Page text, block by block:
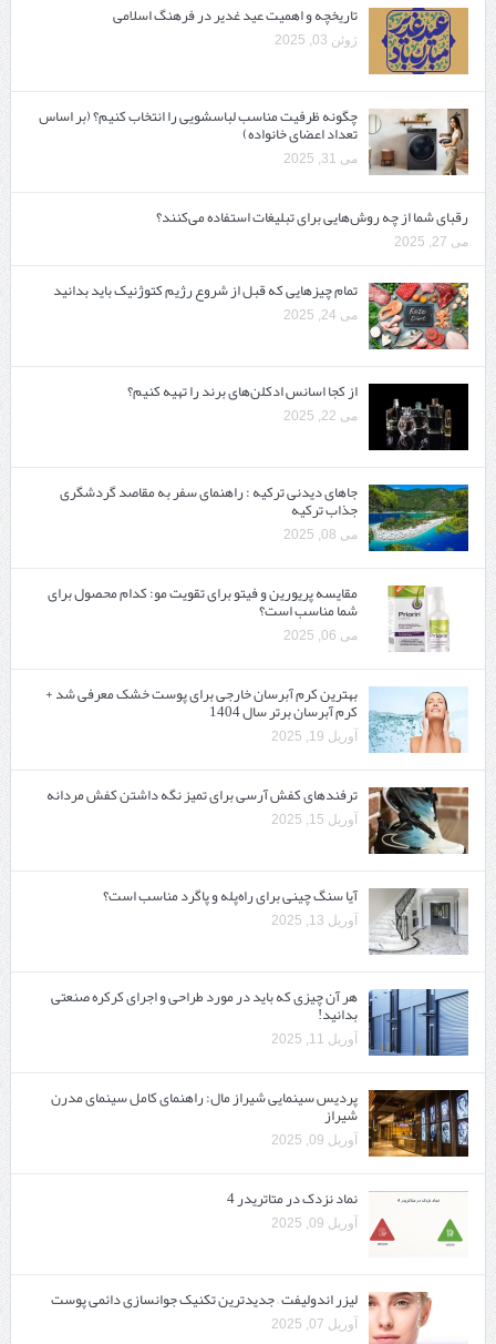
تاریخچه و اهمیت عید غدیر در فرهنگ اسلامی
ژوئن 03, 2025
چگونه ظرفیت مناسب لباسشویی را انتخاب کنیم؟ (بر اساس
تعداد اعضای خانواده)
می 31, 2025
رقبای شما از چه روش‌هایی برای تبلیغات استفاده می‌کنند؟
می 27, 2025
تمام چیزهایی که قبل از شروع رژیم کتوژنیک باید بدانید‎
می 24, 2025
از کجا اسانس ادکلن‌های برند را تهیه کنیم؟
می 22, 2025
جاهای دیدنی ترکیه : راهنمای سفر به مقاصد گردشگری
جذاب ترکیه
می 08, 2025
مقایسه پریورین و فیتو برای تقویت مو: کدام محصول برای
شما مناسب است؟
می 06, 2025
بهترین کرم آبرسان خارجی برای پوست خشک معرفی شد +
کرم آبرسان برتر سال 1404
آوریل 19, 2025
ترفندهای کفش آرسی برای تمیز نگه داشتن کفش مردانه
آوریل 15, 2025
آیا سنگ چینی برای راه‌پله و پاگرد مناسب است؟
آوریل 13, 2025
هر آن چیزی که باید در مورد طراحی و اجرای کرکره صنعتی
بدانید!
آوریل 11, 2025
پردیس سینمایی شیراز مال: راهنمای کامل سینمای مدرن
شیراز
آوریل 09, 2025
نماد نزدک در متاتریدر 4
آوریل 09, 2025
لیزر اندولیفت – جدیدترین تکنیک جوانسازی دائمی پوست
آوریل 07, 2025